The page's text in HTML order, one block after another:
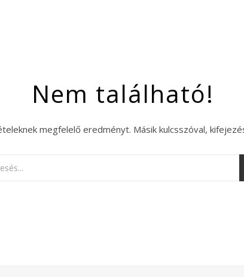
Nem található!
megfelelő eredményt. Másik kulcsszóval,